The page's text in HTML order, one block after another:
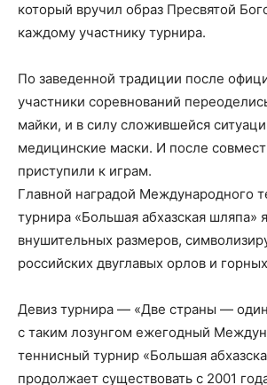
который вручил образ Пресвятой
каждому участнику турнира.
По заведенной традиции после
участники соревнований
майки, и в силу сложившейся
медицинские маски. И после
приступили к играм.
Главной наградой Международного
турнира «Большая абхазская шляпа»
внушительных размеров,
российских двуглавых орлов и
Девиз турнира — «Две страны —
с таким лозунгом ежегодный
теннисный турнир «Большая
продолжает существовать с 2001